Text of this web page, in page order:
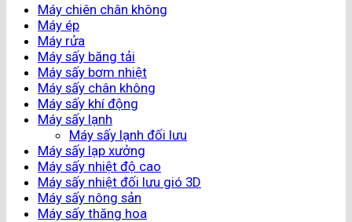
Máy chiên chân không
Máy ép
Máy rửa
Máy sấy băng tải
Máy sấy bơm nhiệt
Máy sấy chân không
Máy sấy khí động
Máy sấy lạnh
Máy sấy lạnh đối lưu
Máy sấy lạp xưởng
Máy sấy nhiệt độ cao
Máy sấy nhiệt đối lưu gió 3D
Máy sấy nông sản
Máy sấy thăng hoa